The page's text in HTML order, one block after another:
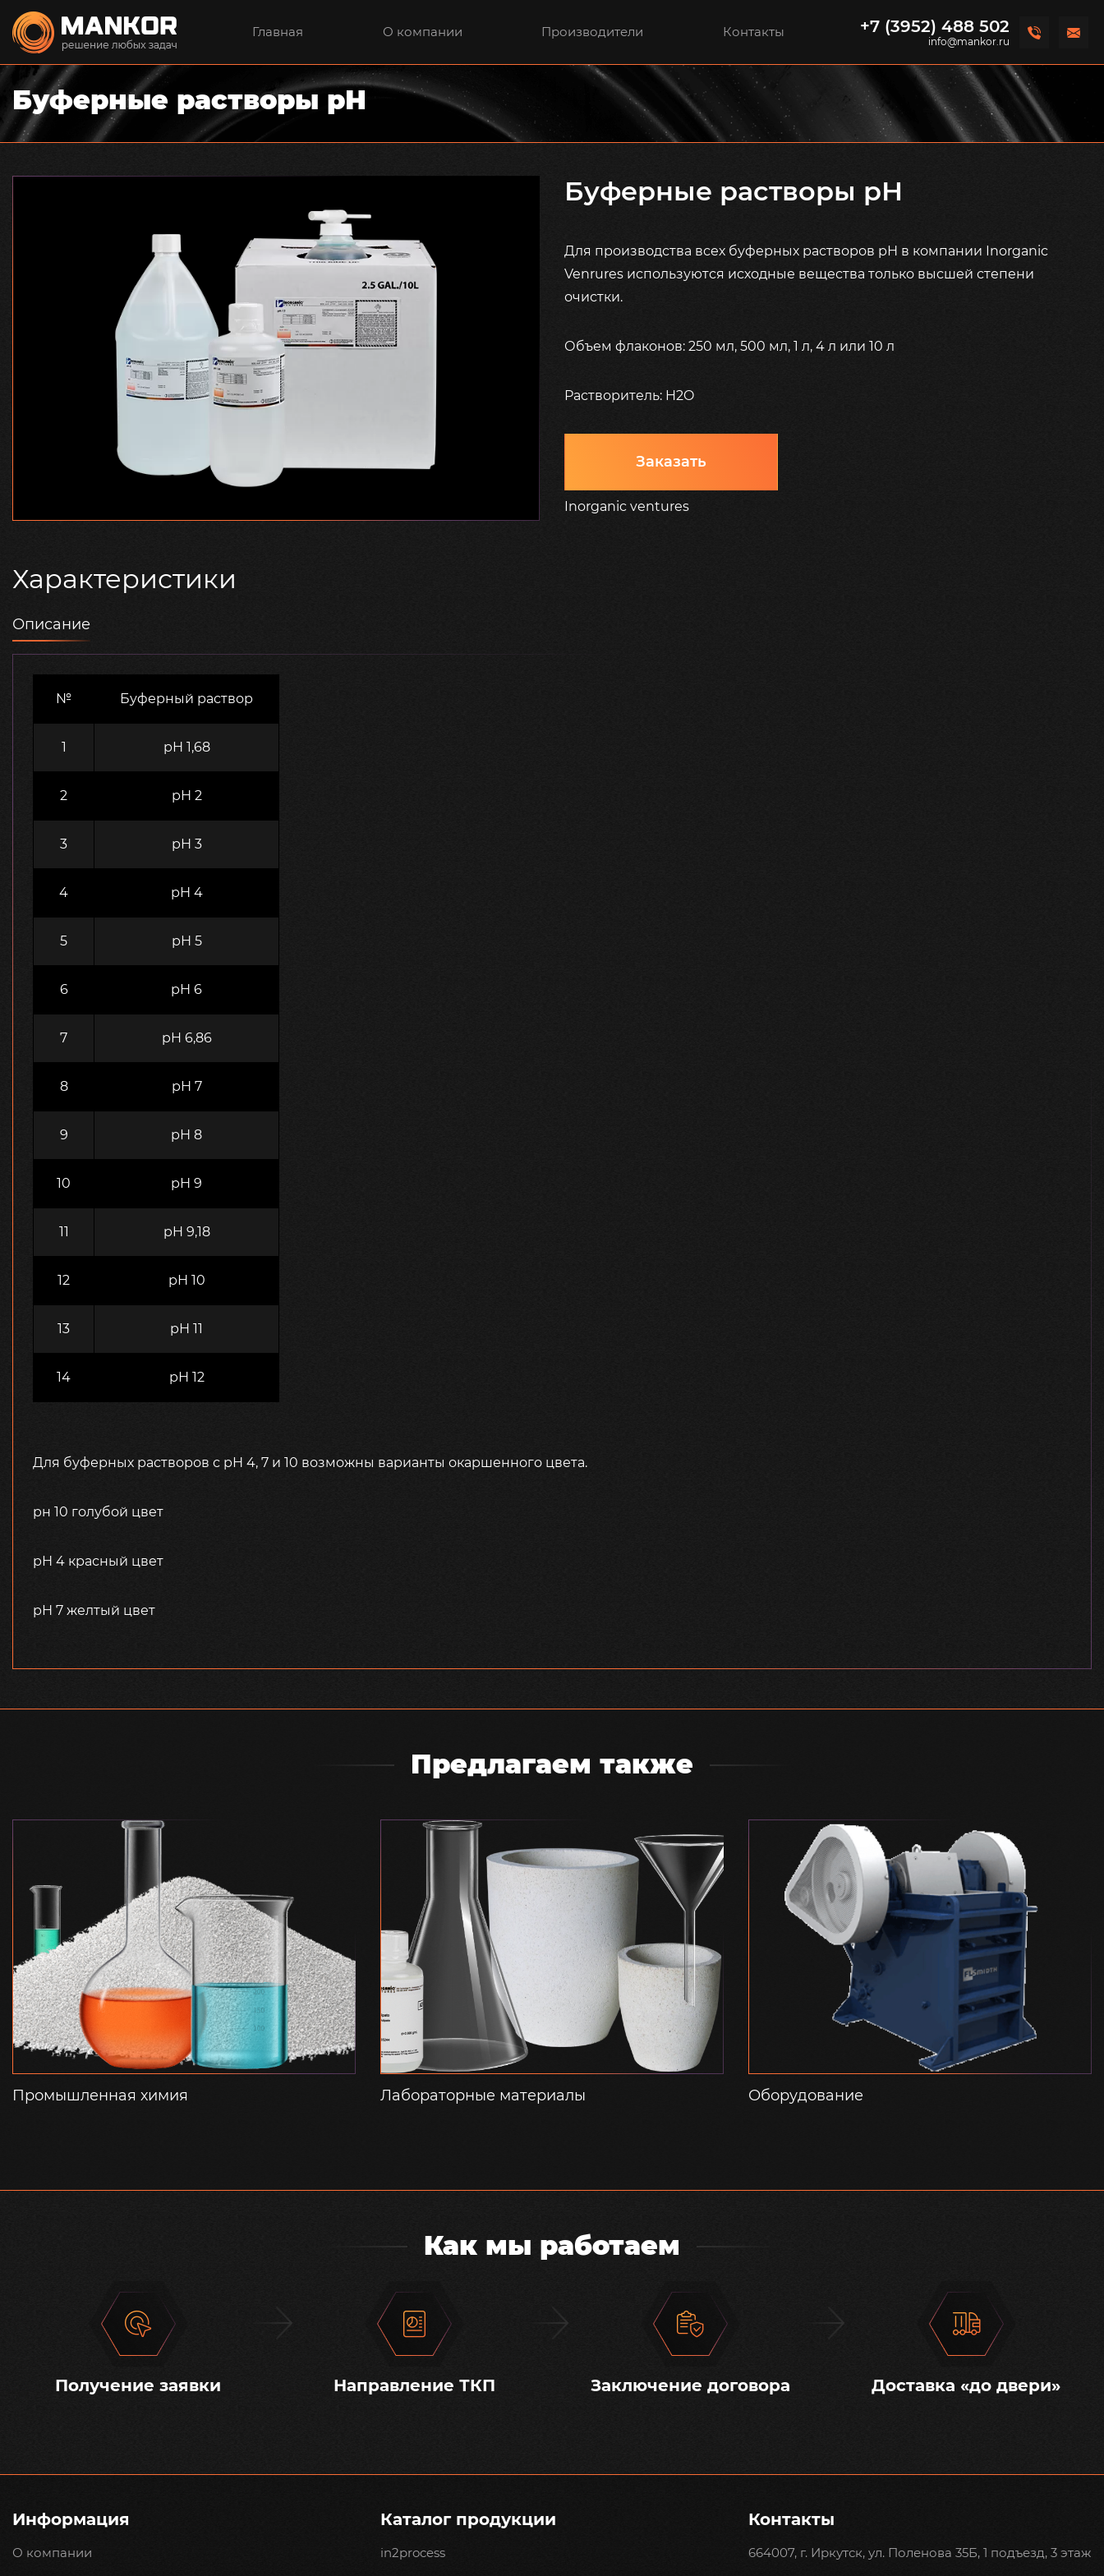
Главная О компании Производители Контакты +7 (3952) 488 502
info@mankor.ru
Буферные растворы рН
Буферные растворы рН
Для производства всех буферных растворов рН в компании Inorganic
Venrures используются исходные вещества только высшей степени
очистки.
Объем флаконов: 250 мл, 500 мл, 1 л, 4 л или 10 л
Растворитель: H2O
Заказать
Inorganic ventures
Характеристики
Описание
№ Буферный раствор
1 рН 1,68
2 рН 2
3 рН 3
4 рН 4
5 рН 5
6 рН 6
7 pH 6,86
8 рН 7
9 рН 8
10 рН 9
11 pH 9,18
12 рН 10
13 рН 11
14 рН 12
Для буферных растворов с рН 4, 7 и 10 возможны варианты окаршенного цвета.
рн 10 голубой цвет
рН 4 красный цвет
рН 7 желтый цвет
Предлагаем также
Промышленная химия Лабораторные материалы Оборудование
Как мы работаем
Получение заявки Направление ТКП Заключение договора Доставка «до двери»
Информация
О компании
Каталог продукции
in2process
Контакты
664007, г. Иркутск, ул. Поленова 35Б, 1 подъезд, 3 этаж